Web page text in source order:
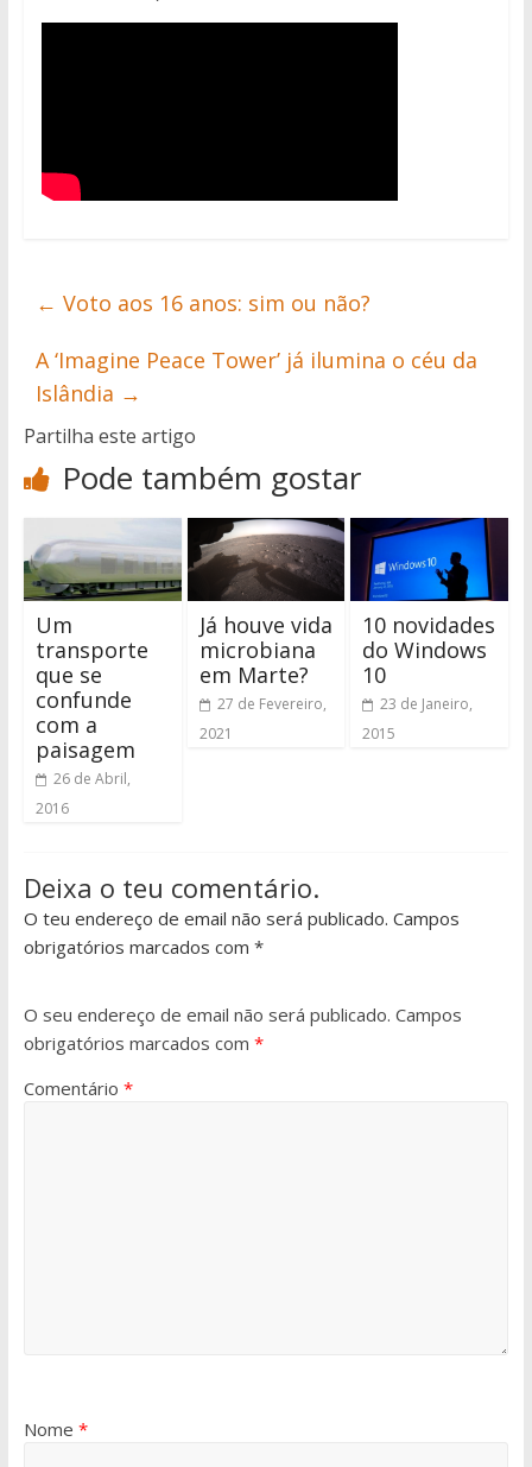
← Voto aos 16 anos: sim ou não?
A ‘Imagine Peace Tower’ já ilumina o céu da
Islândia →
Partilha este artigo
Pode também gostar
Um
transporte
que se
confunde
com a
paisagem
26 de Abril,
2016
Já houve vida
microbiana
em Marte?
27 de Fevereiro,
2021
10 novidades
do Windows
10
23 de Janeiro,
2015
Deixa o teu comentário.
O teu endereço de email não será publicado. Campos
obrigatórios marcados com *
O seu endereço de email não será publicado. Campos
obrigatórios marcados com *
Comentário *
Nome *